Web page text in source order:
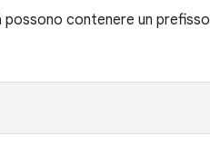
possono contenere un prefisso